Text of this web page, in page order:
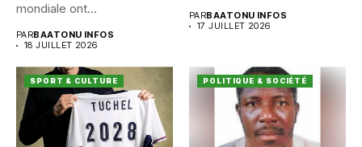
mondiale ont...
PARBAATONU INFOS
18 JUILLET 2026
PARBAATONU INFOS
17 JUILLET 2026
SPORT & CULTURE POLITIQUE & SOCIÉTÉ